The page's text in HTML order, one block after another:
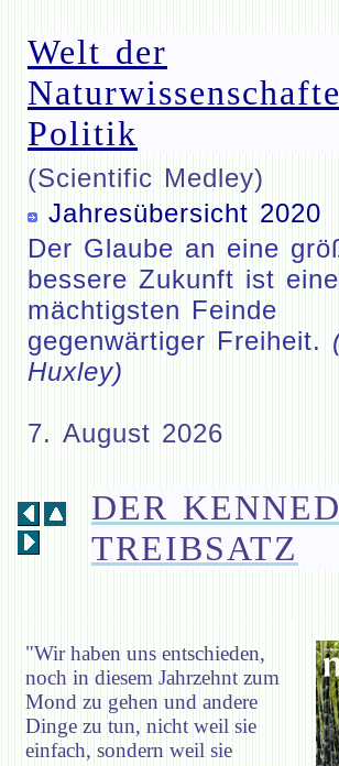
Welt der
Politik
(Scientific Medley)
Jahresübersicht 2020
Der Glaube an eine
bessere Zukunft ist
mächtigsten Feinde
gegenwärtiger Freiheit.
Huxley)
7. August 2026
DER
TREIBSATZ
"Wir haben uns entschieden,
noch in diesem Jahrzehnt zum
Mond zu gehen und andere
Dinge zu tun, nicht weil sie
einfach, sondern weil sie